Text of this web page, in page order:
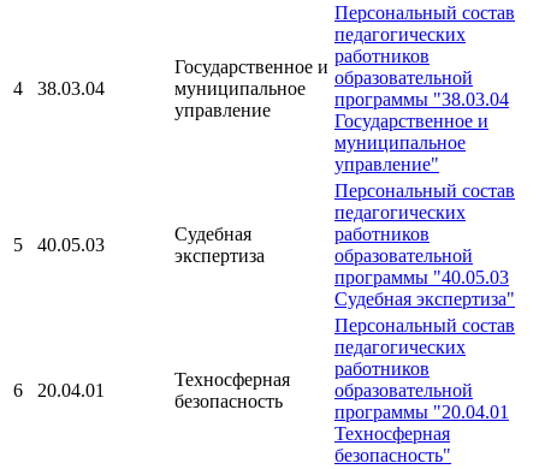
4 38.03.04
Государственное и
муниципальное
управление
Персональный состав
педагогических
работников
образовательной
программы "38.03.04
Государственное и
муниципальное
управление"
5 40.05.03
Судебная
экспертиза
Персональный состав
педагогических
работников
образовательной
программы "40.05.03
Судебная экспертиза"
6 20.04.01
Техносферная
безопасность
Персональный состав
педагогических
работников
образовательной
программы "20.04.01
Техносферная
безопасность"